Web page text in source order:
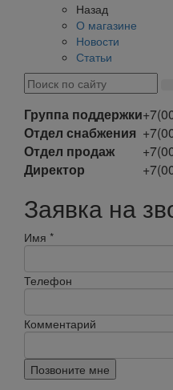
Назад
О магазине
Новости
Статьи
Группа поддержки
Отдел снабжения
Отдел продаж
Директор
Заявка на
Имя *
Телефон
Комментарий
Позвоните мне